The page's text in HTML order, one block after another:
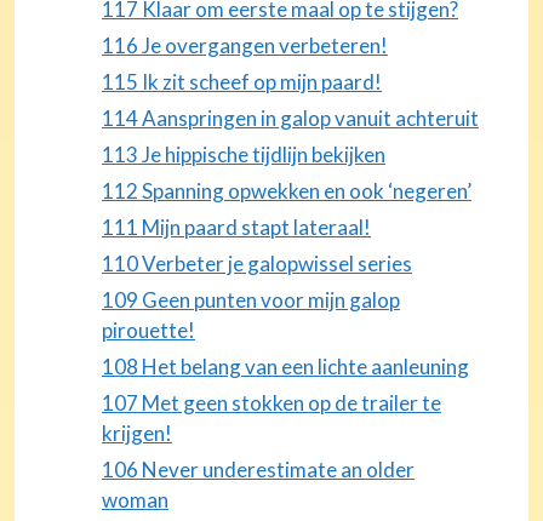
117 Klaar om eerste maal op te stijgen?
116 Je overgangen verbeteren!
115 Ik zit scheef op mijn paard!
114 Aanspringen in galop vanuit achteruit
113 Je hippische tijdlijn bekijken
112 Spanning opwekken en ook ‘negeren’
111 Mijn paard stapt lateraal!
110 Verbeter je galopwissel series
109 Geen punten voor mijn galop
pirouette!
108 Het belang van een lichte aanleuning
107 Met geen stokken op de trailer te
krijgen!
106 Never underestimate an older
woman